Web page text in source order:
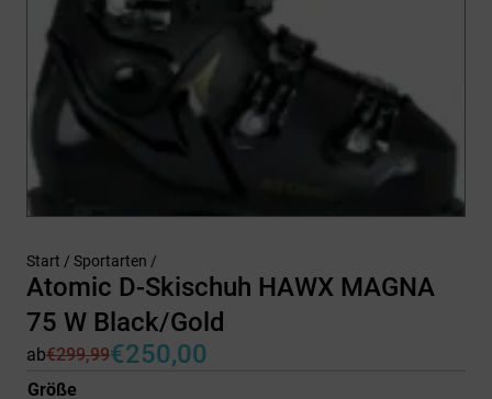
Start / Sportarten /
Atomic D-Skischuh HAWX MAGNA
75 W Black/Gold
ab€299,99
Ursprünglicher
Preis
€250,00
Aktueller
Preis
Größe